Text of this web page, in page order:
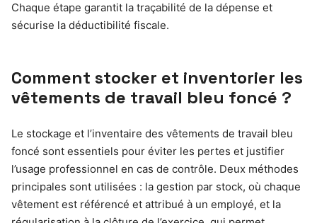
Chaque étape garantit la traçabilité de la dépense et
sécurise la déductibilité fiscale.
Comment stocker et inventorier les
vêtements de travail bleu foncé ?
Le stockage et l’inventaire des vêtements de travail bleu
foncé sont essentiels pour éviter les pertes et justifier
l’usage professionnel en cas de contrôle. Deux méthodes
principales sont utilisées : la gestion par stock, où chaque
vêtement est référencé et attribué à un employé, et la